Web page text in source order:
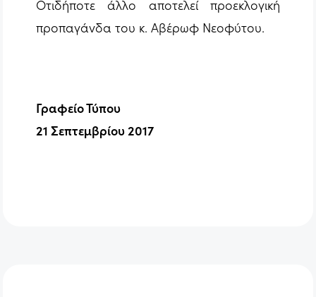
Οτιδήποτε άλλο αποτελεί προεκλογική
προπαγάνδα του κ. Αβέρωφ Νεοφύτου.
Γραφείο Τύπου
21 Σεπτεμβρίου 2017